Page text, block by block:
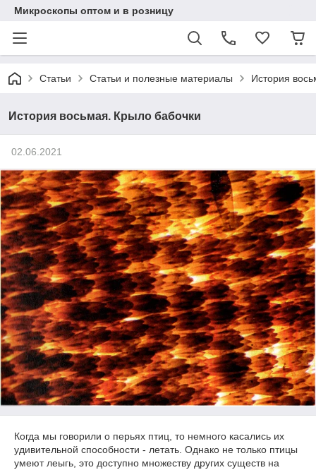
Микроскопы оптом и в розницу
Статьи Статьи и полезные материалы История
История восьмая. Крыло бабочки
02.06.2021
Когда мы говорили о перьях птиц, то немного касались их
удивительной способности - летать. Однако не только птицы
умеют леыгь, это доступно множеству других существ на